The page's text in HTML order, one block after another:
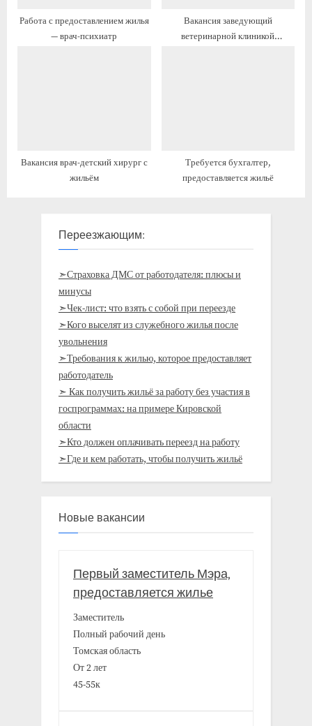
Работа с предоставлением жилья
— врач-психиатр
Вакансия заведующий
ветеринарной клиникой
Вакансия врач-детский хирург с
жильём
Требуется бухгалтер,
предоставляется жильё
Переезжающим:
➣Страховка ДМС от работодателя: плюсы и
минусы
➣Чек-лист: что взять с собой при переезде
➣Кого выселят из служебного жилья после
увольнения
➣Требования к жилью, которое предоставляет
работодатель
➣ Как получить жильё за работу без участия в
госпрограммах: на примере Кировской
области
➣Кто должен оплачивать переезд на работу
➣Где и кем работать, чтобы получить жильё
Новые вакансии
Первый заместитель Мэра,
предоставляется жилье
Заместитель
Полный рабочий день
Томская область
От 2 лет
45-55к